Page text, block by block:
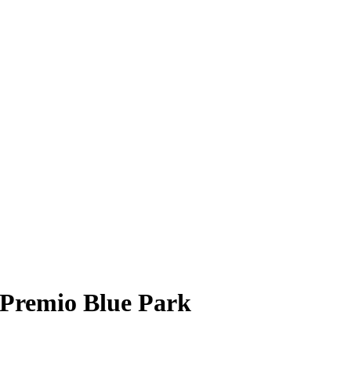
Blue Park